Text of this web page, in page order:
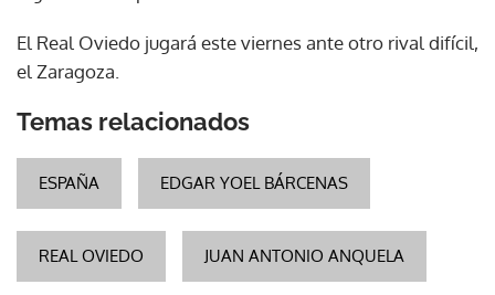
El Real Oviedo jugará este viernes ante otro rival difícil,
el Zaragoza.
Temas relacionados
ESPAÑA EDGAR YOEL BÁRCENAS
REAL OVIEDO JUAN ANTONIO ANQUELA